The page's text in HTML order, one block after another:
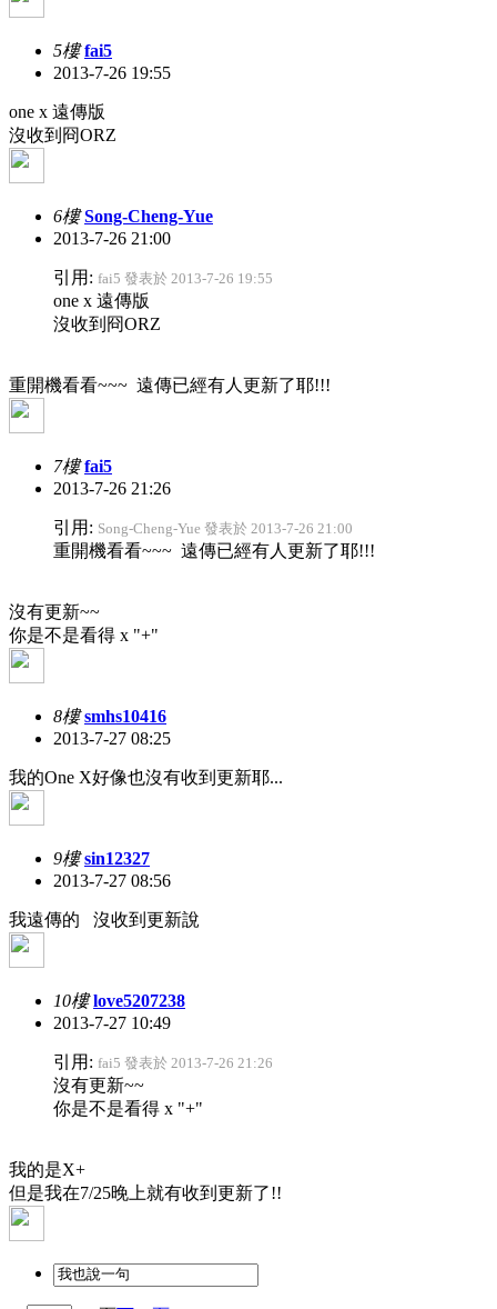
5樓 fai5
2013-7-26 19:55
one x 遠傳版
沒收到冏ORZ
6樓 Song-Cheng-Yue
2013-7-26 21:00
引用: fai5 發表於 2013-7-26 19:55
one x 遠傳版
沒收到冏ORZ
重開機看看~~~ 遠傳已經有人更新了耶!!!
7樓 fai5
2013-7-26 21:26
引用: Song-Cheng-Yue 發表於 2013-7-26 21:00
重開機看看~~~ 遠傳已經有人更新了耶!!!
沒有更新~~
你是不是看得 x "+"
8樓 smhs10416
2013-7-27 08:25
我的One X好像也沒有收到更新耶...
9樓 sin12327
2013-7-27 08:56
我遠傳的 沒收到更新說
10樓 love5207238
2013-7-27 10:49
引用: fai5 發表於 2013-7-26 21:26
沒有更新~~
你是不是看得 x "+"
我的是X+
但是我在7/25晚上就有收到更新了!!